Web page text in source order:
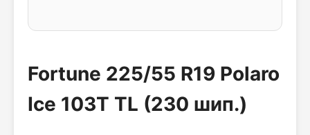
Fortune 225/55 R19 Polaro
Ice 103T TL (230 шип.)